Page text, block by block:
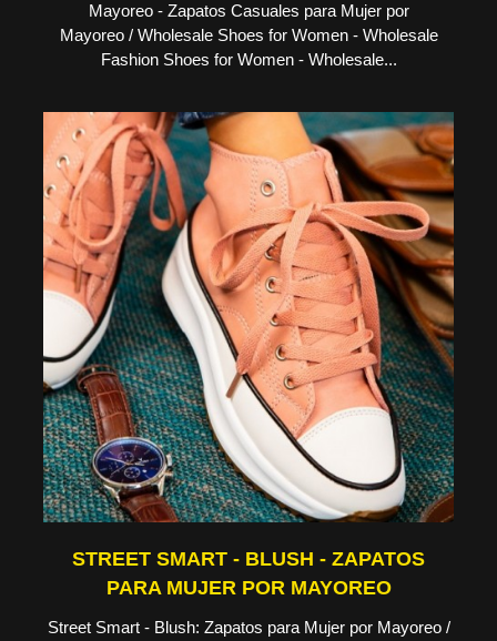
Mayoreo - Zapatos Casuales para Mujer por
Mayoreo / Wholesale Shoes for Women - Wholesale
Fashion Shoes for Women - Wholesale...
STREET SMART - BLUSH - ZAPATOS
PARA MUJER POR MAYOREO
Street Smart - Blush: Zapatos para Mujer por Mayoreo /